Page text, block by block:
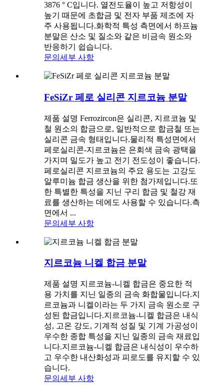
3876 ° C입니다. 열전도율이 높고 저항성이
높기 때문에 초합금 및 전자 부품 제조에 자
주 사용됩니다.화학적 특성 측면에서 하프늄
분말은 산소 및 질소와 같은 비금속 원소와
반응하기 쉽습니다.
문의 세부 사항
FeSiZr 페로 실리콘 지르코늄 분말
제품 설명 Ferrozircon은 실리콘, 지르코늄 및
철 원소의 합금으로, 일반적으로 합금철 또는
실리콘 금속 형태입니다.물리적 특성면에서
페로실리콘-지르코늄은 은회색 금속 광택을
가지며 밀도가 높고 전기 전도성이 좋습니다.
페로실리콘 지르코늄의 주요 용도는 고강도
알루미늄 합금 생산을 위한 첨가제입니다.또
한 특별한 특성을 지닌 구리 합금 및 철강 재
료를 생산하는 데에도 사용할 수 있습니다.측
면에서 ...
문의 세부 사항
지르코늄 니켈 합금 분말
제품 설명 지르코늄-니켈 합금은 중요한 적
용 가치를 지닌 일종의 금속 화합물입니다.지
르코늄과 니켈이라는 두 가지 금속 원소로 구
성된 합금입니다.지르코늄-니켈 합금은 내식
성, 고온 강도, 기계적 성질 및 기계 가공성이
우수한 종합 특성을 지닌 일종의 금속 재료입
니다.지르코늄-니켈 합금은 내식성이 우수하
고 우수한 내산화성과 피로도를 유지할 수 있
습니다.
문의 세부 사항